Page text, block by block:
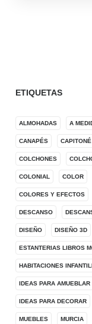
ETIQUETAS
ALMOHADAS A
CANAPÉS CAPITONÉ
COLCHONES
COLONIAL COLOR
COLORES Y EFECTOS
DESCANSO
DISEÑO DISEÑO 3D
ESTANTERIAS LIBROS
HABITACIONES
IDEAS PARA AMUEBLAR
IDEAS PARA DECORAR
MUEBLES MURCIA